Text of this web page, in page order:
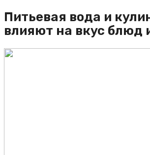
Питьевая вода и
влияют на вкус блюд